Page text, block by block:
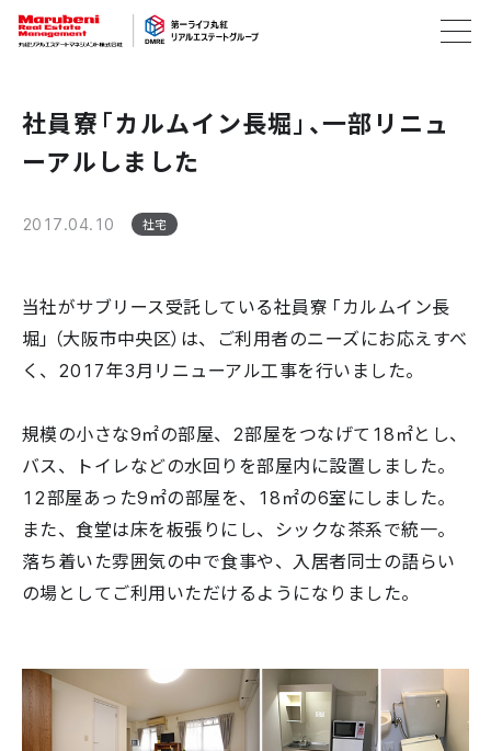
社員寮「カルムイン長堀」、一部リニュ
ーアルしました
2017.04.10 社宅
当社がサブリース受託している社員寮「カルムイン長
堀」（大阪市中央区）は、ご利用者のニーズにお応えすべ
く、2017年3月リニューアル工事を行いました。
規模の小さな9㎡の部屋、2部屋をつなげて18㎡とし、
バス、トイレなどの水回りを部屋内に設置しました。
12部屋あった9㎡の部屋を、18㎡の6室にしました。
また、食堂は床を板張りにし、シックな茶系で統一。
落ち着いた雰囲気の中で食事や、入居者同士の語らい
の場としてご利用いただけるようになりました。